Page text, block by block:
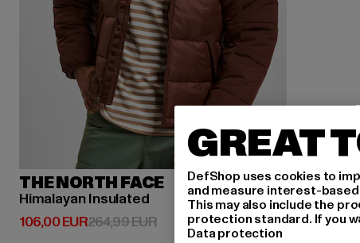
THE NORTH FACE
Himalayan Insulated
106,00 EUR
Derzeitiger Preis: 106,00 EUR
264,99 EURAktionspreis: 264,99 EUR
GREAT
DefShop uses cookies to
and measure interest-
This may also include the
protection standard. If you
Data protection